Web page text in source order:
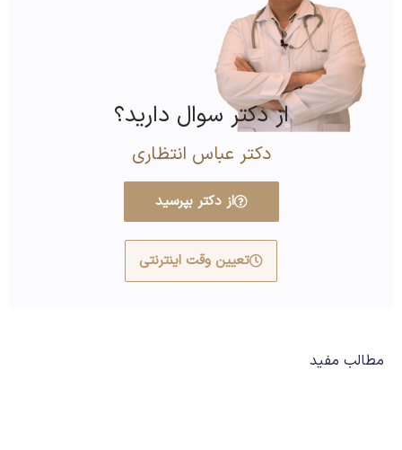
از دکتر سوال دارید؟
دکتر عباس انتظاری
از دکتر بپرسید
تعیین وقت اینترنتی
مطالب مفید